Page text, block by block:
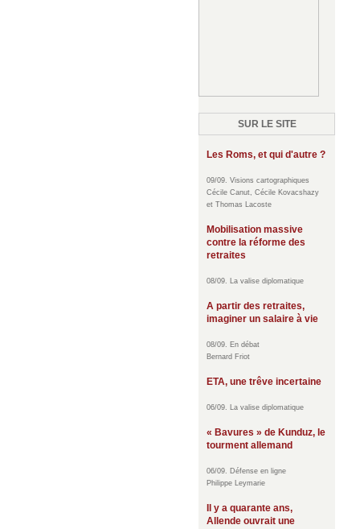
SUR LE SITE
Les Roms, et qui d'autre ?
09/09. Visions cartographiques
Cécile Canut, Cécile Kovacshazy
et Thomas Lacoste
Mobilisation massive
contre la réforme des
retraites
08/09. La valise diplomatique
A partir des retraites,
imaginer un salaire à vie
08/09. En débat
Bernard Friot
ETA, une trêve incertaine
06/09. La valise diplomatique
« Bavures » de Kunduz, le
tourment allemand
06/09. Défense en ligne
Philippe Leymarie
Il y a quarante ans,
Allende ouvrait une